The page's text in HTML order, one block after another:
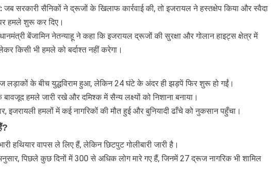
जब सरकारी सैनिकों ने द्रूजों के खिलाफ कार्रवाई की, तो इजरायल ने हस्तक्षेप किया और स्वैदा
हमले शुरू कर दिए।
बेंजामिन नेतन्याहू ने कहा कि इजरायल द्रूजों की सुरक्षा और गोलान हाइट्स क्षेत्र में
किसी भी हमले को बर्दाश्त नहीं करेगा।
लड़ाकों के बीच युद्धविराम हुआ, लेकिन 24 घंटे के अंदर ही झड़पें फिर शुरू हो गईं।
बावजूद हमले जारी रखे और दमिश्क में सैन्य लक्ष्यों को निशाना बनाया।
इजरायली हमलों में कई नागरिकों की मौत हुई और बुनियादी ढाँचे को नुकसान पहुँचा।
हथियार वापस ले लिए हैं, लेकिन छिटपुट गोलीबारी जारी है।
पिछले कुछ दिनों में 300 से अधिक लोग मारे गए हैं, जिनमें 27 द्रूज नागरिक भी शामिल